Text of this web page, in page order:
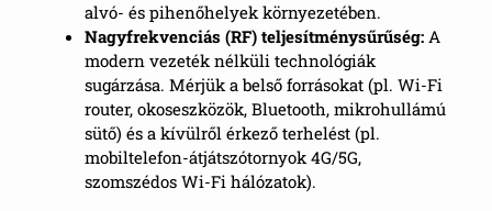
alvó- és pihenőhelyek környezetében.
Nagyfrekvenciás (RF) teljesítménysűrűség: A
modern vezeték nélküli technológiák
sugárzása. Mérjük a belső forrásokat (pl. Wi-Fi
router, okoseszközök, Bluetooth, mikrohullámú
sütő) és a kívülről érkező terhelést (pl.
mobiltelefon-átjátszótornyok 4G/5G,
szomszédos Wi-Fi hálózatok).